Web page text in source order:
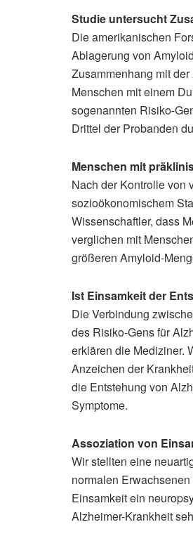
Studie untersucht
Die amerikanischen
Ablagerung von
Zusammenhang mit
Menschen mit einem
sogenannten Risiko-
Drittel der Probanden
Menschen mit
Nach der Kontrolle von
sozioökonomischem
Wissenschaftler, dass
verglichen mit
größeren Amyloid-
Ist Einsamkeit der
Die Verbindung
des Risiko-Gens für
erklären die Mediziner.
Anzeichen der
die Entstehung von
Symptome.
Assoziation von
Wir stellten eine
normalen
Einsamkeit ein
Alzheimer-Krankheit